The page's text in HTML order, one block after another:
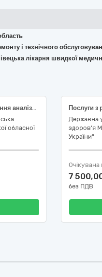
і технічного
лікарня швидкої
Послуги з технічного обслуговування аналізатора Cobas c311
обласної
Державна
здоров'я
України"
Очікувана
7
без ПДВ